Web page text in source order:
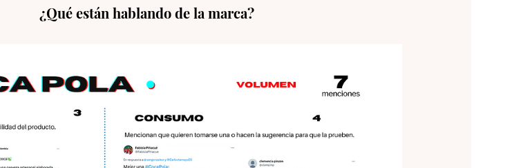
¿Qué están hablando de la marca?